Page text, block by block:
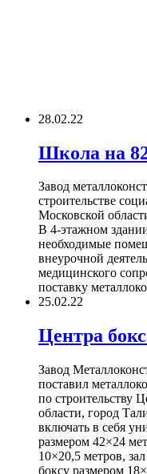
28.02.22
Школа на
Завод
строительстве
Московской
В 4-этажном
необходимые
внеурочной
медицинского
поставку
25.02.22
Центра
Завод
поставил
по строительству
области, город
включать в себя
размером 42×24
10×20,5 метров,
боксу размером